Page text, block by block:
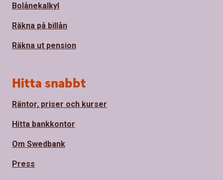
Bolånekalkyl
Räkna på billån
Räkna ut pension
Hitta snabbt
Räntor, priser och kurser
Hitta bankkontor
Om Swedbank
Press